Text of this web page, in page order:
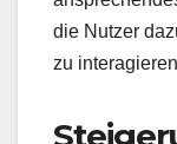
die Nutzer
zu